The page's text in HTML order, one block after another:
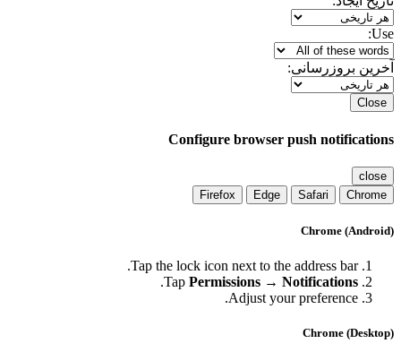
Use:
آخرین بروزرسانی:
Close
Configure browser push notifications
close
Chrome
Safari
Edge
Firefox
Chrome (Android)
Tap the lock icon next to the address bar.
Tap Permissions → Notifications
.
Adjust your preference.
Chrome (Desktop)